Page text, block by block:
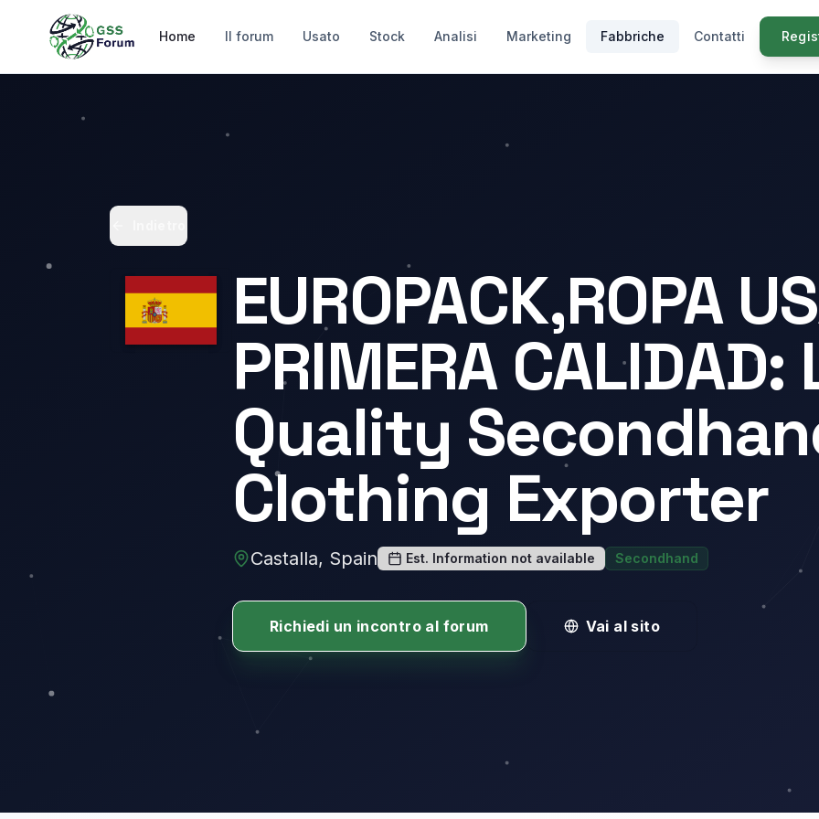
Home Il forum Usato Stock Analisi Marketing Fabbriche Contatti
EUROPACK,ROPA
PRIMERA
Quality
Clothing Exporter
Castalla, Spain Est. Information not available Secondhand
Richiedi un incontro al forum Vai al sito